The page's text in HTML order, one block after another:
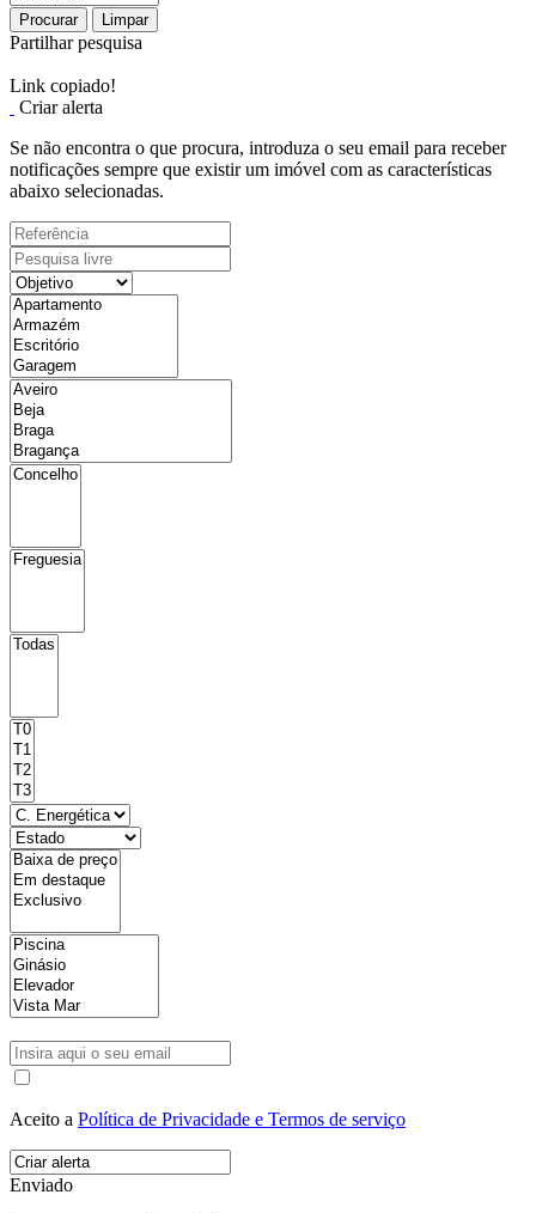
Procurar Limpar
Partilhar pesquisa
Link copiado!
Criar alerta
Se não encontra o que procura, introduza o seu email para receber
notificações sempre que existir um imóvel com as características
abaixo selecionadas.
Aceito a Política de Privacidade e Termos de serviço
Enviado